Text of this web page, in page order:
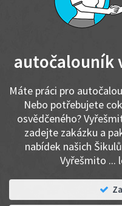
autočalouník
Máte práci pro
Nebo potřebujete
osvědčeného?
zadejte zakázku a
nabídek našich
Vyřešmito ...